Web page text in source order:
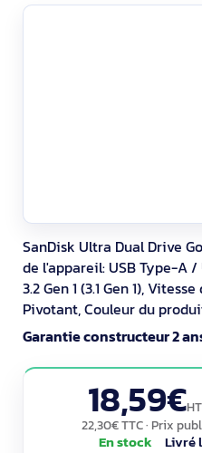
SanDisk Ultra Dual Drive
de l'appareil: USB Type-A /
3.2 Gen 1 (3.1 Gen 1),
Pivotant, Couleur du
Garantie constructeur 2
18,59€HT
22,30€ TTC· Prix
En stock Livré